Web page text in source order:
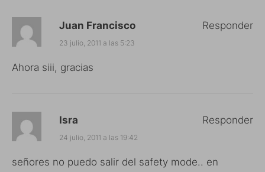
Juan Francisco
23 julio, 2011 a las 5:23
Ahora siii, gracias
Responder
Isra
24 julio, 2011 a las 19:42
señores no puedo salir del safety mode.. en
Responder